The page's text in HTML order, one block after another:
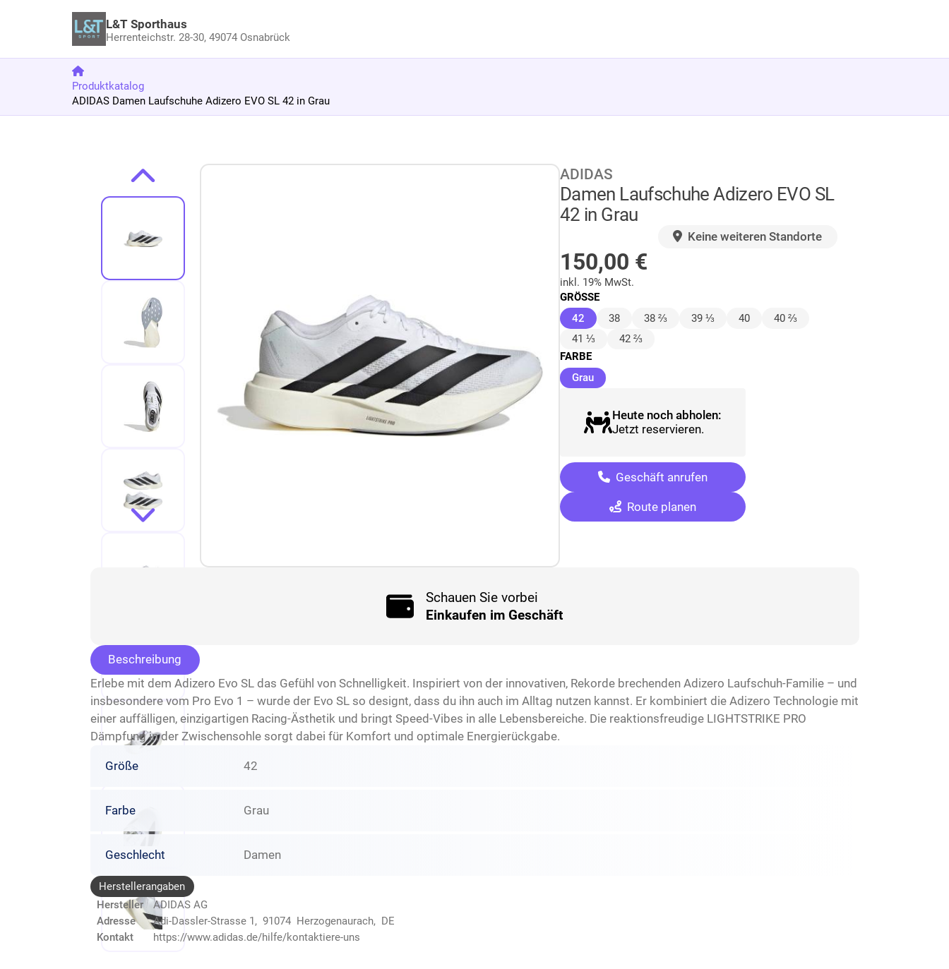
L&T Sporthaus
Herrenteichstr. 28-30,49074 Osnabrück
Produktkatalog
ADIDAS Damen Laufschuhe Adizero EVO SL 42 in Grau
Zur Produktbeschreibung springen ADIDAS
Damen Laufschuhe Adizero EVO SL
42 in Grau
Keine weiteren Standorte
150,00 €
inkl. 19% MwSt.
GRÖSSE
42 (ausgewählt)
38 38 ⅔ 39 ⅓ 40
40 ⅔
41 ⅓
42 ⅔
FARBE
Grau(ausgewählt)
Heute noch abholen:
Jetzt reservieren.
Geschäft anrufen
Route planen
Schauen Sie vorbei
Einkaufen im Geschäft
Beschreibung
Erlebe mit dem Adizero Evo SL das Gefühl von Schnelligkeit. Inspiriert von der innovativen, Rekorde brechenden Adizero Laufschuh-Familie – und
insbesondere vom Pro Evo 1 – wurde der Evo SL so designt, dass du ihn auch im Alltag nutzen kannst. Er kombiniert die Adizero Technologie mit
einer auffälligen, einzigartigen Racing-Ästhetik und bringt Speed-Vibes in alle Lebensbereiche. Die reaktionsfreudige LIGHTSTRIKE PRO
Dämpfung in der Zwischensohle sorgt dabei für Komfort und optimale Energierückgabe.
Größe 42
Farbe Grau
Geschlecht Damen
Herstellerangaben
Hersteller
ADIDAS AG
Adresse
Adi-Dassler-Strasse 1, 91074 Herzogenaurach, DE
Kontakt
https://www.adidas.de/hilfe/kontaktiere-uns